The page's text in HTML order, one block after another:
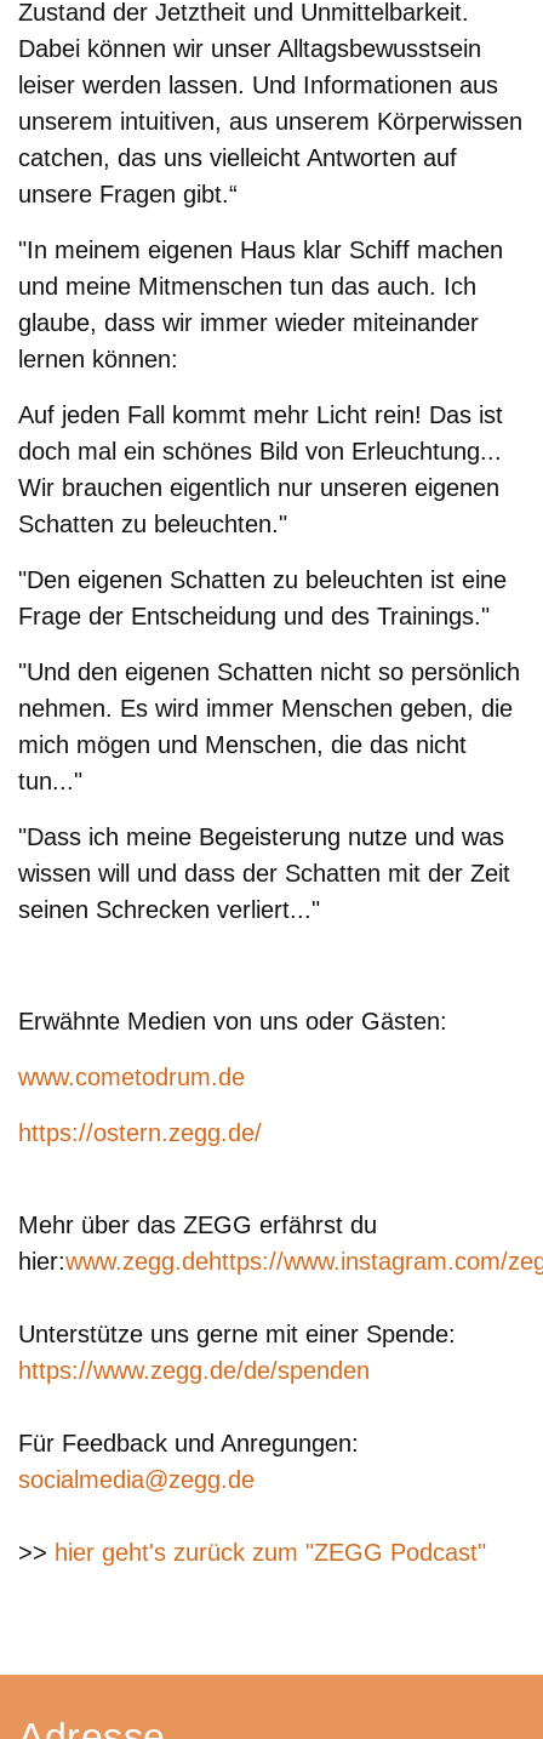
Zustand der Jetztheit und Unmittelbarkeit.
Dabei können wir unser Alltagsbewusstsein
leiser werden lassen. Und Informationen aus
unserem intuitiven, aus unserem Körperwissen
catchen, das uns vielleicht Antworten auf
unsere Fragen gibt.“
"In meinem eigenen Haus klar Schiff machen
und meine Mitmenschen tun das auch. Ich
glaube, dass wir immer wieder miteinander
lernen können:
Auf jeden Fall kommt mehr Licht rein! Das ist
doch mal ein schönes Bild von Erleuchtung...
Wir brauchen eigentlich nur unseren eigenen
Schatten zu beleuchten."
"Den eigenen Schatten zu beleuchten ist eine
Frage der Entscheidung und des Trainings."
"Und den eigenen Schatten nicht so persönlich
nehmen. Es wird immer Menschen geben, die
mich mögen und Menschen, die das nicht
tun..."
"Dass ich meine Begeisterung nutze und was
wissen will und dass der Schatten mit der Zeit
seinen Schrecken verliert..."
Erwähnte Medien von uns oder Gästen:
www.cometodrum.de
https://ostern.zegg.de/
Mehr über das ZEGG erfährst du
hier:www.zegg.dehttps://www.instagram.com/
Unterstütze uns gerne mit einer Spende:
https://www.zegg.de/de/spenden
Für Feedback und Anregungen:
>> hier geht's zurück zum "ZEGG Podcast"